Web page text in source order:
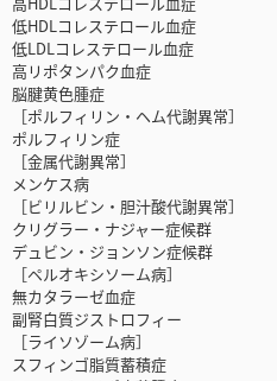
低HDLコレステロール血症
低LDLコレステロール血症
高リポタンパク血症
脳腱黄色腫症
［ポルフィリン・ヘム代謝異常］
ポルフィリン症
［金属代謝異常］
メンケス病
［ビリルビン・胆汁酸代謝異常］
クリグラー・ナジャー症候群
デュビン・ジョンソン症候群
［ペルオキシソーム病］
無カタラーゼ血症
副腎白質ジストロフィー
［ライソゾーム病］
スフィンゴ脂質蓄積症